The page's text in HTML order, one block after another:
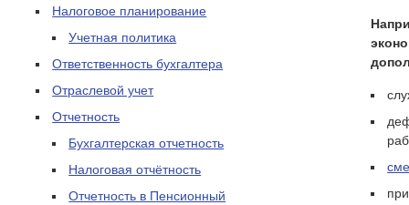
Налоговое планирование
Учетная политика
Ответственность бухгалтера
Отраслевой учет
Отчетность
Бухгалтерская отчетность
Налоговая отчётность
Отчетность в Пенсионный